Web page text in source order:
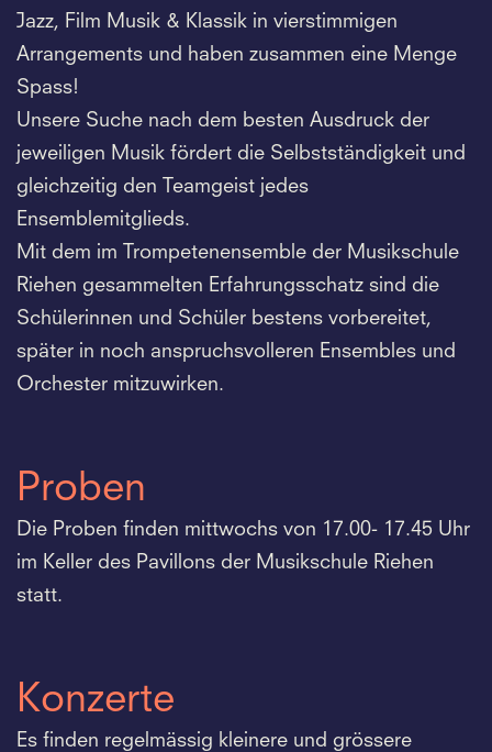
Jazz, Film Musik & Klassik in vierstimmigen
Arrangements und haben zusammen eine Menge
Spass!
Unsere Suche nach dem besten Ausdruck der
jeweiligen Musik fördert die Selbstständigkeit und
gleichzeitig den Teamgeist jedes
Ensemblemitglieds.
Mit dem im Trompetenensemble der Musikschule
Riehen gesammelten Erfahrungsschatz sind die
Schülerinnen und Schüler bestens vorbereitet,
später in noch anspruchsvolleren Ensembles und
Orchester mitzuwirken.
Proben
Die Proben finden mittwochs von 17.00- 17.45 Uhr
im Keller des Pavillons der Musikschule Riehen
statt.
Konzerte
Es finden regelmässig kleinere und grössere